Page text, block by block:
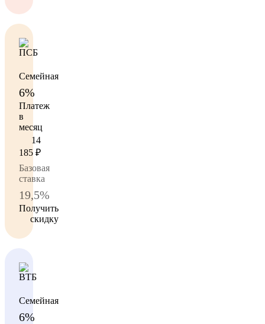
Семейная
6%
Платеж
в
месяц
14
185 ₽
Базовая
ставка
19,5%
Получить
скидку
Семейная
6%